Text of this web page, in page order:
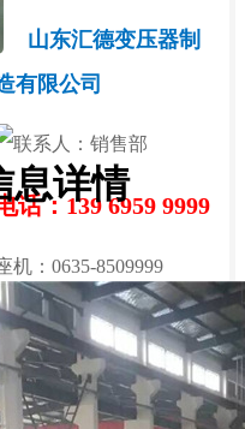
山东汇德变压器制
有限公司
联系人：销售部
话：139 6959 9999
机：0635-8509999
址：山东省聊城市高新
息详情